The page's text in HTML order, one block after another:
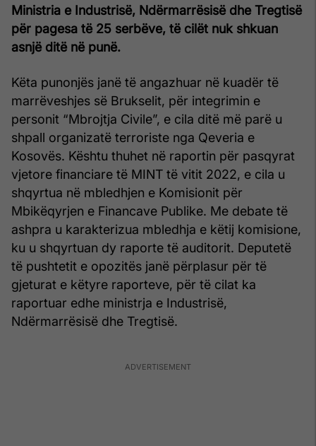
Ministria e Industrisë, Ndërmarrësisë dhe Tregtisë
për pagesa të 25 serbëve, të cilët nuk shkuan
asnjë ditë në punë.
Këta punonjës janë të angazhuar në kuadër të
marrëveshjes së Brukselit, për integrimin e
personit “Mbrojtja Civile”, e cila ditë më parë u
shpall organizatë terroriste nga Qeveria e
Kosovës. Kështu thuhet në raportin për pasqyrat
vjetore financiare të MINT të vitit 2022, e cila u
shqyrtua në mbledhjen e Komisionit për
Mbikëqyrjen e Financave Publike. Me debate të
ashpra u karakterizua mbledhja e këtij komisione,
ku u shqyrtuan dy raporte të auditorit. Deputetë
të pushtetit e opozitës janë përplasur për të
gjeturat e këtyre raporteve, për të cilat ka
raportuar edhe ministrja e Industrisë,
Ndërmarrësisë dhe Tregtisë.